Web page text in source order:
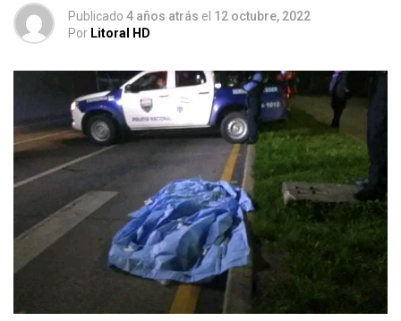
Publicado 4 años atrás el 12 octubre, 2022
Por Litoral HD